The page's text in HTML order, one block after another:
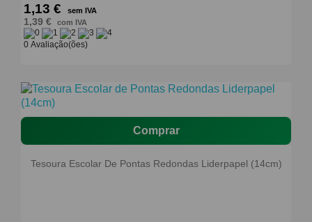
1,13 € sem IVA
1,39 € com IVA
0 Avaliação(ões)
Comprar
Tesoura Escolar De Pontas Redondas Liderpapel (14cm)